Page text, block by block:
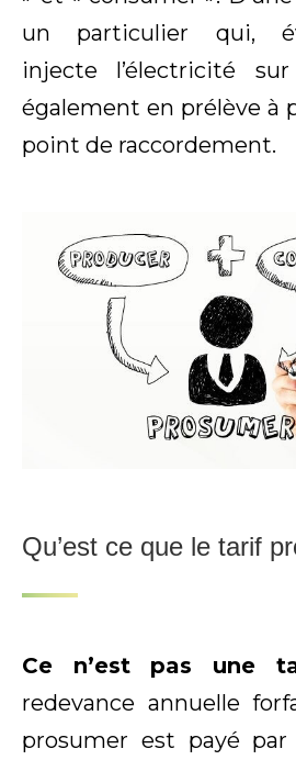
un particulier qui,
injecte l’électricité
également en prélève à
point de raccordement.
Qu’est ce que le tarif
Ce n’est pas une
redevance annuelle
prosumer est payé par